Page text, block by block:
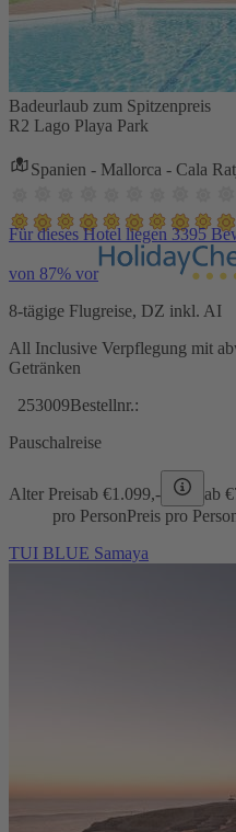
Badeurlaub zum Spitzenpreis
R2 Lago Playa Park
Spanien - Mallorca - Cala
Für dieses Hotel liegen 3395
von 87% vor
8-tägige Flugreise, DZ inkl. AI
All Inclusive Verpflegung mit
Getränken
253009Bestellnr.:
Pauschalreise
Alter Preisab €1.099,- ab €
pro PersonPreis pro
TUI BLUE Samaya